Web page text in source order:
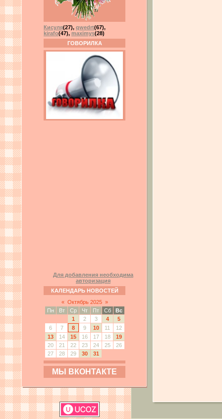
Кисуля(27), qwedrt(67),
kirafo(47), maximys(28)
ГОВОРИЛКА
Для добавления необходима
авторизация
КАЛЕНДАРЬ НОВОСТЕЙ
« Октябрь 2025 »
Пн
Вт Ср Чт Пт Сб
Вс
1
2 3 4
5
6
7 8 9 10 11
12
13
14 15 16 17 18
19
20
21 22 23 24 25
26
27
28 29 30 31
МЫ ВКОНТАКТЕ